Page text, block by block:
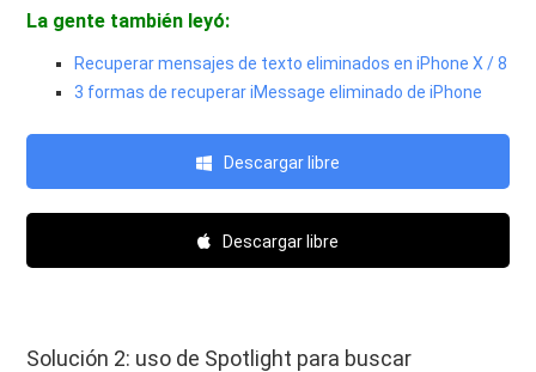
La gente también leyó:
Recuperar mensajes de texto eliminados en iPhone X / 8
3 formas de recuperar iMessage eliminado de iPhone
Descargar libre
Descargar libre
Solución 2: uso de Spotlight para buscar